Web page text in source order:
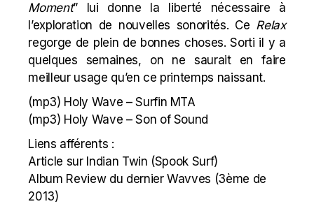
Moment” lui donne la liberté nécessaire à
l’exploration de nouvelles sonorités. Ce Relax
regorge de plein de bonnes choses. Sorti il y a
quelques semaines, on ne saurait en faire
meilleur usage qu’en ce printemps naissant.
(mp3) Holy Wave – Surfin MTA
(mp3) Holy Wave – Son of Sound
Liens afférents :
Article sur Indian Twin (Spook Surf)
Album Review du dernier Wavves (3ème de
2013)